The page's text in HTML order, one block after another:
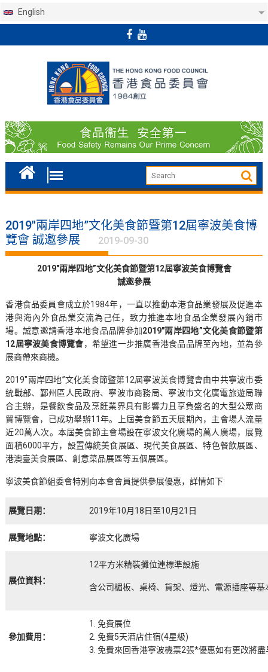
English
2019″兩岸四地”文化美食節暨第12屆寧波美食博
覽會 誠邀參展
2019-09-30
2019″兩岸四地”文化美食節暨第12屆寧波美食博覽會
誠邀參展
香港食品委員會成立於1984年，一直以推動本港食品業發展及促進本
港與海內外食品業交流為己任，致力推進本地食品企業發展內銷市
場。誠意邀請香港本地食品品牌參加2019″兩岸四地”文化美食節暨第
12屆寧波美食博覽會，希望進一步推廣香港食品品牌至內地，並為參
展商帶來商機。
2019″兩岸四地”文化美食節暨第12屆寧波美食博覽會由中共寧波市委
統戰部、鄞州區人民政府、寧波市商務局、寧波市文化廣電旅遊局聯
合主辦，是餐飲食品及烹飪業界具有影響力且享負盛名的大型公眾商
貿博覽會，已成功舉辦11年。上屆美食節五天展期內，主會場人流量
近20萬人次。本屆美食節主會場設在寧波文化廣場的萬人廣場，展覽
面積6000平方，設置傳統美食展區、現代美食展區、特色餐飲展區、
港澳臺美食展區、創意菜品展區等五個展區。
寧波美食節組委會特別向本會會員提供參展優惠，詳情如下:
展覽日期： 2019年10月18日至10月21日
展覽地點： 寧波文化廣場
展位資料：
12平方米精裝攤位連標準設施
含公司楣板、桌椅、貨架、燈光、電源插座等基
參加費用：
1. 免費展位
2. 免費5天酒店住宿(4星級)
3. 免費來回香港寧波機票2張*優惠如有更改將盡